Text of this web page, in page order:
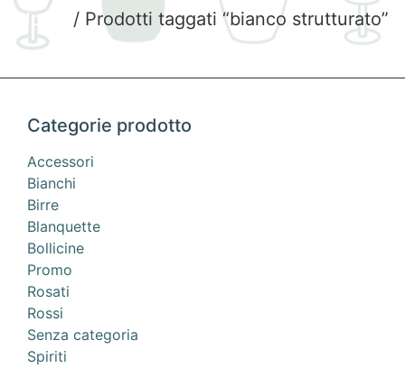
Home / Prodotti taggati “bianco strutturato”
Categorie prodotto
Accessori
Bianchi
Birre
Blanquette
Bollicine
Promo
Rosati
Rossi
Senza categoria
Spiriti